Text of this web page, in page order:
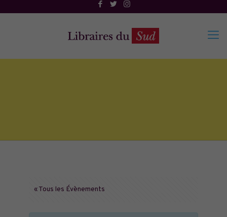
« Tous les Évènements